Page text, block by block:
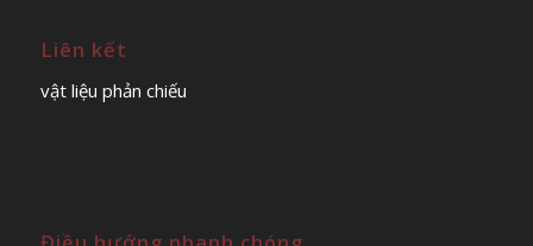
Liên kết
vật liệu phản chiếu